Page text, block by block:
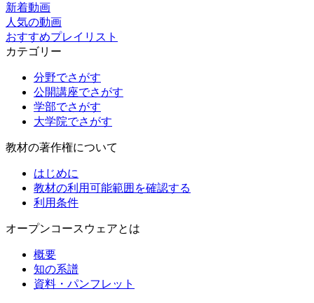
新着動画
人気の動画
おすすめプレイリスト
カテゴリー
分野でさがす
公開講座でさがす
学部でさがす
大学院でさがす
教材の著作権について
はじめに
教材の利用可能範囲を確認する
利用条件
オープンコースウェアとは
概要
知の系譜
資料・パンフレット